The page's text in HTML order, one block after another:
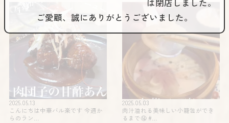
2025.05.13
こんにちは中華バル楽です 今週か
らのラン…
2025.05.03
肉汁溢れる美味しい小籠包ができ
るまで🤤 #…
は閉店しました。
ご愛顧、誠にありがとうございました。